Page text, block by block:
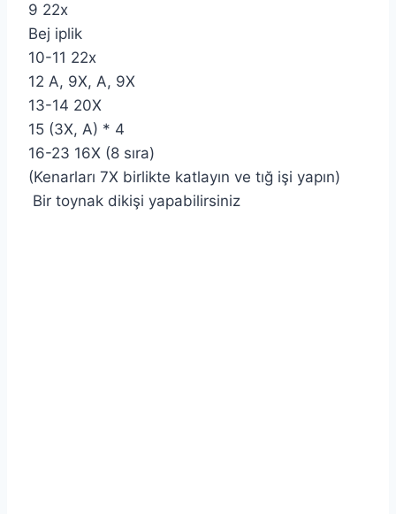
9 22x
Bej iplik
10-11 22x
12 A, 9X, A, 9X
13-14 20X
15 (3X, A) * 4
16-23 16X (8 sıra)
(Kenarları 7X birlikte katlayın ve tığ işi yapın)
Bir toynak dikişi yapabilirsiniz